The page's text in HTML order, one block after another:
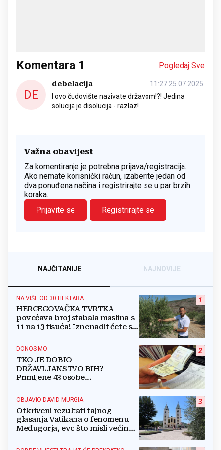
Komentara 1 Pogledaj Sve
DE
debelacija
11:27 25.07.2025.
I ovo čudovište nazivate državom!?! Jedina
solucija je disolucija - razlaz!
Važna obavijest
Za komentiranje je potrebna prijava/registracija.
Ako nemate korisnički račun, izaberite jedan od
dva ponuđena načina i registrirajte se u par brzih
koraka.
Prijavite se
Registrirajte se
NAJČITANIJE NAJNOVIJE
1
NA VIŠE OD 30 HEKTARA
HERCEGOVAČKA TVRTKA
povećava broj stabala maslina s
11 na 13 tisuća! Iznenadit ćete se
2
DONOSIMO
TKO JE DOBIO
DRŽAVLJANSTVO BIH?
Primljene 43 osobe...
3
OBJAVIO DAVID MURGIA
Otkriveni rezultati tajnog
glasanja Vatikana o fenomenu
Međugorja, evo što misli većina